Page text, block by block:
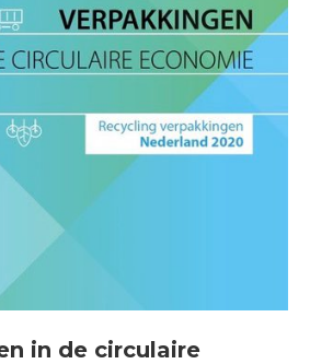
in de circulaire